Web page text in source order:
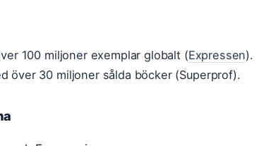
100 miljoner exemplar globalt (Expressen).
över 30 miljoner sålda böcker (Superprof).